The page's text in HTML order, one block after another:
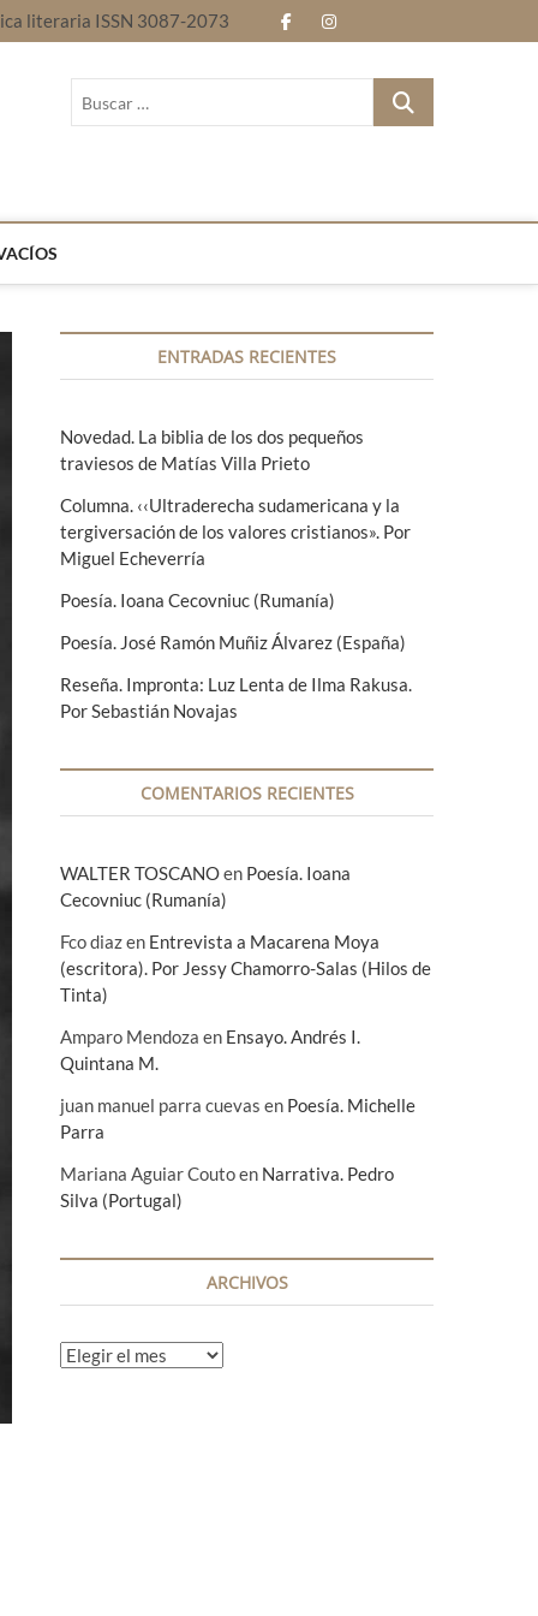
literaria ISSN 3087-2073 i
m
r
ENTRADAS RECIENTES
Novedad. La biblia de los dos pequeños
traviesos de Matías Villa Prieto
Columna. ‹‹Ultraderecha sudamericana y la
tergiversación de los valores cristianos». Por
Miguel Echeverría
Poesía. Ioana Cecovniuc (Rumanía)
Poesía. José Ramón Muñiz Álvarez (España)
Reseña. Impronta: Luz Lenta de Ilma Rakusa.
Por Sebastián Novajas
COMENTARIOS RECIENTES
WALTER TOSCANOen Poesía. Ioana
Cecovniuc (Rumanía)
Fco diazen Entrevista a Macarena Moya
(escritora). Por Jessy Chamorro-Salas (Hilos de
Tinta)
Amparo Mendoza en Ensayo. Andrés I.
Quintana M.
juan manuel parra cuevas en Poesía. Michelle
Parra
Mariana Aguiar Coutoen Narrativa. Pedro
Silva (Portugal)
ARCHIVOS
A